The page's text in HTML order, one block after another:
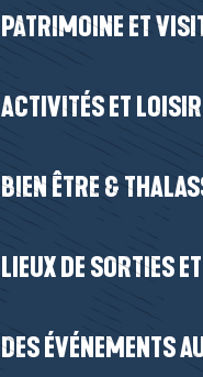
PATRIMOINE ET
ACTIVITÉS ET
BIEN ÊTRE &
LIEUX DE SORTIES
DES ÉVÉNEMENTS
à son rythme, entre
Une approche simple
tout au long de
nautiques